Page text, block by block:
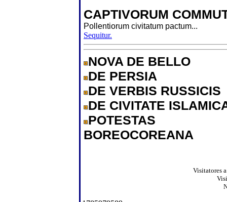
CAPTIVORUM
Pollentiorum civitatum pactum...
Sequitur.
NOVA DE BELLO
DE PERSIA
DE VERBIS RUSSICIS
DE CIVITATE
POTESTAS
BOREOCOREANA
Visitatores